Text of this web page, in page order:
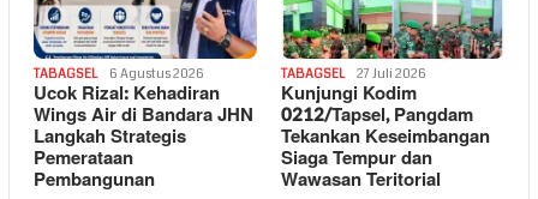
TABAGSEL 6 Agustus 2026
Ucok Rizal: Kehadiran
Wings Air di Bandara JHN
Langkah Strategis
Pemerataan
Pembangunan
TABAGSEL 27 Juli 2026
Kunjungi Kodim
0212/Tapsel, Pangdam
Tekankan Keseimbangan
Siaga Tempur dan
Wawasan Teritorial